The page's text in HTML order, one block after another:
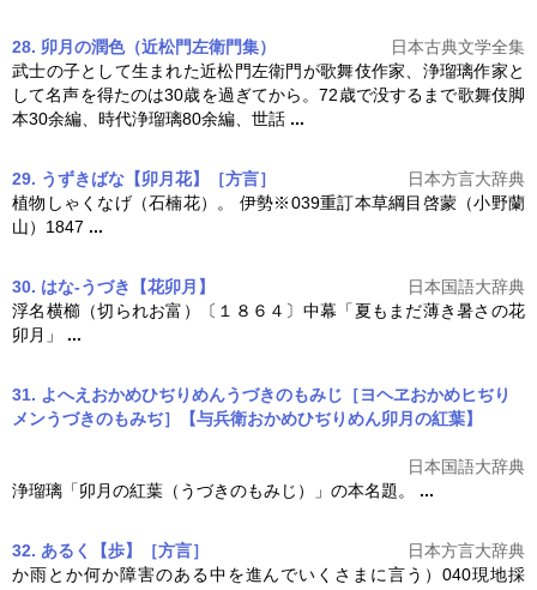
28. 卯月の潤色（近松門左衛門集）
日本古典文学全集
武士の子として生まれた近松門左衛門が歌舞伎作家、浄瑠璃作家と
して名声を得たのは30歳を過ぎてから。72歳で没するまで歌舞伎脚
本30余編、時代浄瑠璃80余編、世話 ...
29. うずきばな【卯月花】［方言］
日本方言大辞典
植物しゃくなげ（石楠花）。 伊勢※039重訂本草綱目啓蒙（小野蘭
山）1847 ...
30. はな‐うづき【花卯月】
日本国語大辞典
浮名横櫛（切られお富）〔１８６４〕中幕「夏もまだ薄き暑さの花
卯月 」 ...
31. よへえおかめひぢりめんうづきのもみじ［ヨヘヱおかめヒぢり
メンうづきのもみぢ］【与兵衛おかめひぢりめん卯月の紅葉】
日本国語大辞典
浄瑠璃「卯月の紅葉（うづきのもみじ）」の本名題。 ...
32. あるく【歩】［方言］
日本方言大辞典
か雨とか何か障害のある中を進んでいくさまに言う）040現地採